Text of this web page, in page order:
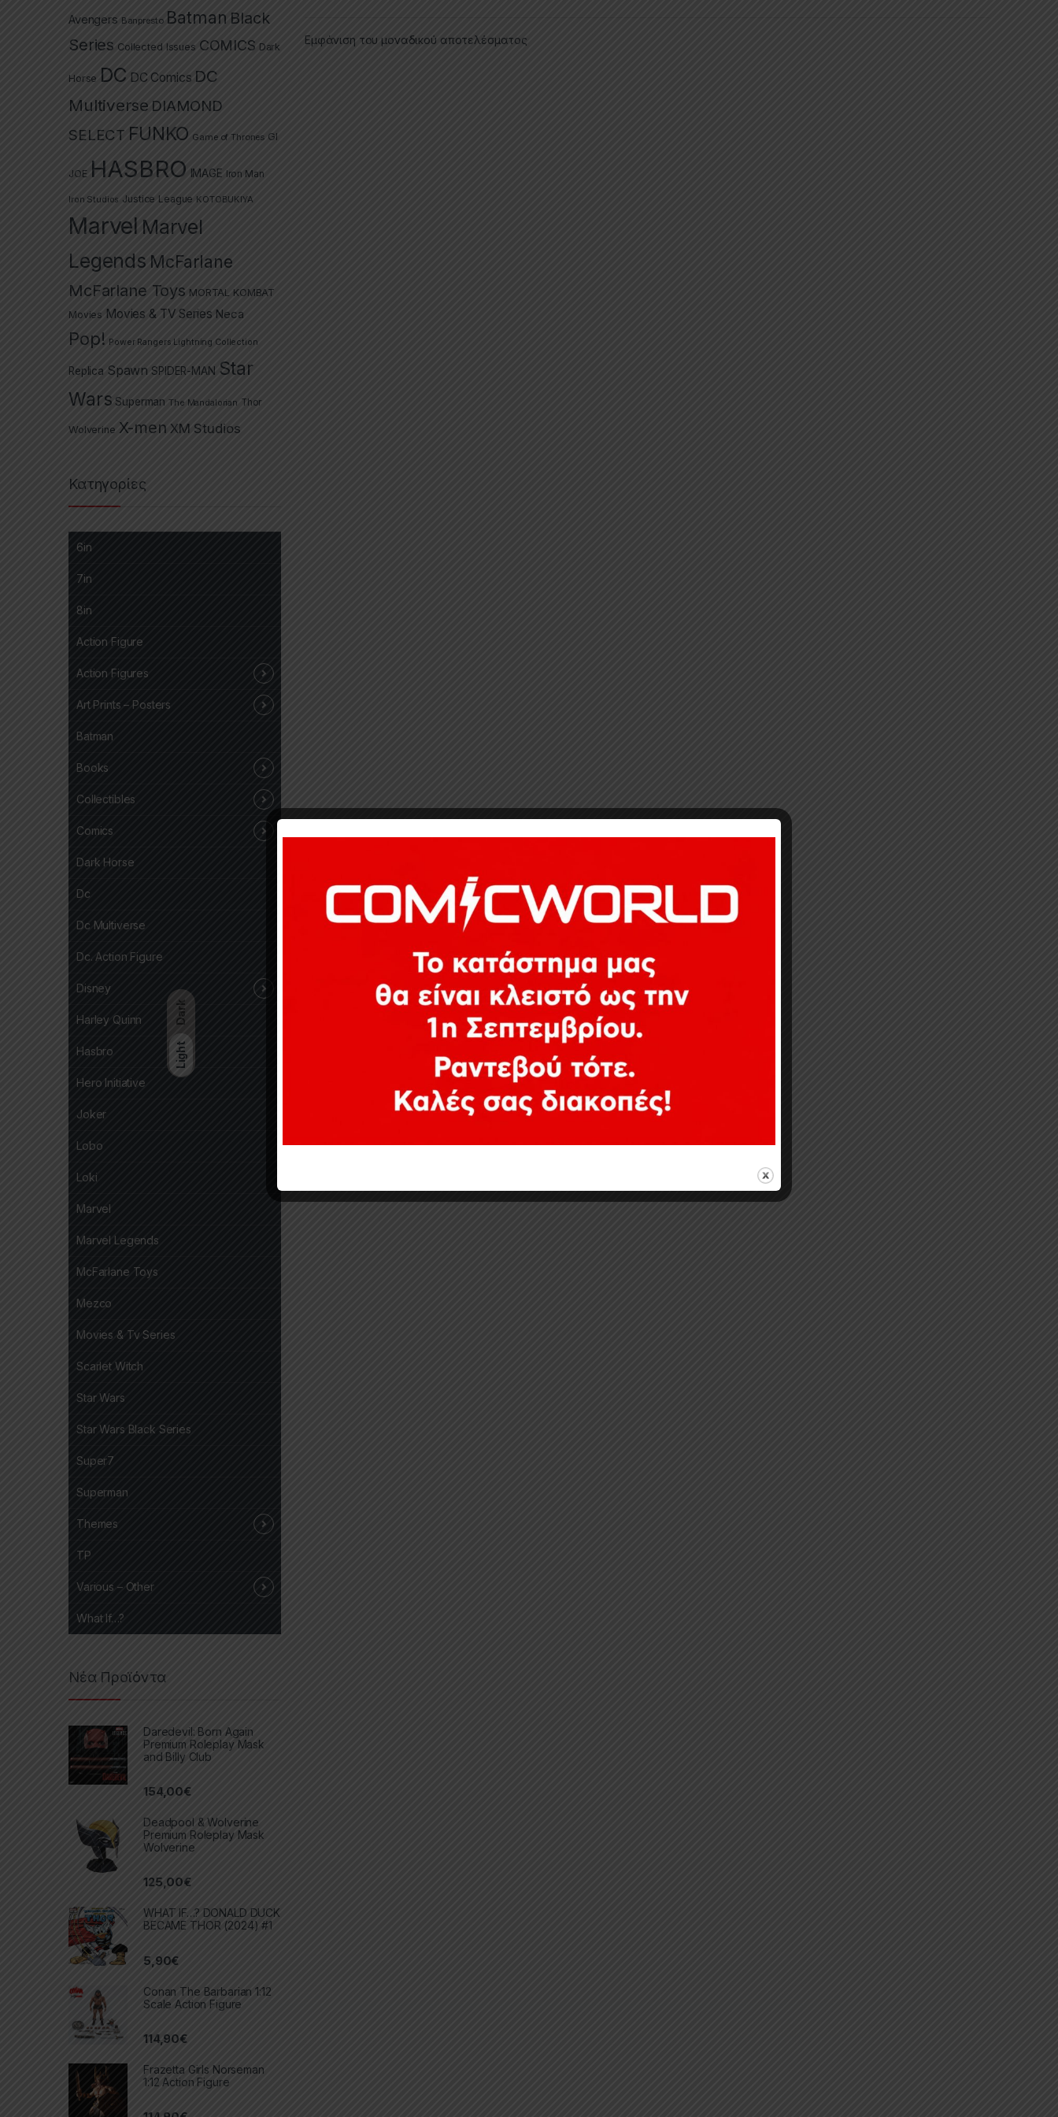
Dark
Light
Εμφάνιση του μοναδικού αποτελέσματος
Avengers Banpresto Batman Black
Series Collected Issues COMICS Dark
Horse DC DC Comics DC
Multiverse DIAMOND
SELECT FUNKO Game of Thrones GI
JOE HASBRO IMAGE Iron Man
Iron Studios Justice League KOTOBUKIYA
Marvel Marvel
Legends McFarlane
McFarlane Toys MORTAL KOMBAT
Movies Movies & TV Series Neca
Pop! Power Rangers Lightning Collection
Replica Spawn SPIDER-MAN Star
Wars Superman The Mandalorian Thor
Wolverine X-men XM Studios
Κατηγορίες
6in
7in
8in
Action Figure
Action Figures
Art Prints – Posters
Batman
Books
Collectibles
Comics
Dark Horse
Dc
Dc Multiverse
Dc. Action Figure
Disney
Harley Quinn
Hasbro
Hero Initiative
Joker
Lobo
Loki
Marvel
Marvel Legends
McFarlane Toys
Mezco
Movies & Tv Series
Scarlet Witch
Star Wars
Star Wars Black Series
Super7
Superman
Themes
TP
Various – Other
What If…?
Νέα Προϊόντα
Daredevil: Born Again
Premium Roleplay Mask
and Billy Club
154,00€
Deadpool & Wolverine
Premium Roleplay Mask
Wolverine
125,00€
WHAT IF…? DONALD DUCK
BECAME THOR (2024) #1
5,90€
Conan The Barbarian 1:12
Scale Action Figure
114,90€
Frazetta Girls Norseman
1:12 Action Figure